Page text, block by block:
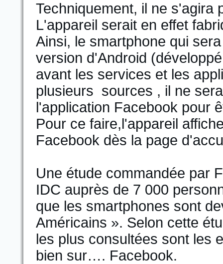
Techniquement, il ne s'agira
L'appareil serait en effet
Ainsi, le smartphone qui
version d'Android
avant les services et les
plusieurs sources , il ne
l'application Facebook pour
Pour ce faire,l'appareil
Facebook dès la page
Une étude commandée par
IDC auprès de 7 000
que les smartphones sont
Américains ». Selon cette
les plus consultées sont les
bien sur…. Facebook.